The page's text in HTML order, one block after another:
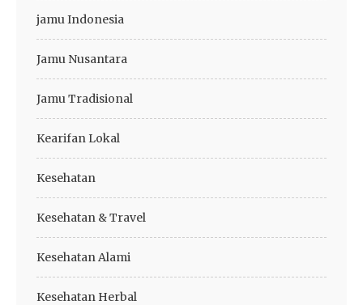
jamu Indonesia
Jamu Nusantara
Jamu Tradisional
Kearifan Lokal
Kesehatan
Kesehatan & Travel
Kesehatan Alami
Kesehatan Herbal